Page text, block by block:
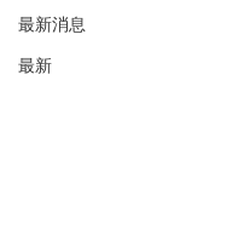
最新消息
最新